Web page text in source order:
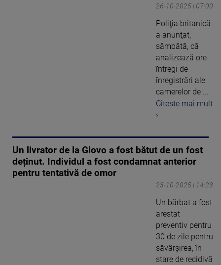
26-10-2025 | 07:00
Poliţia britanică
a anunţat,
sâmbătă, că
analizează ore
întregi de
înregistrări ale
camerelor de ...
Citeste mai mult
›
Un livrator de la Glovo a fost bătut de un fost
deținut. Individul a fost condamnat anterior
pentru tentativă de omor
23-10-2025 | 14:23
Un bărbat a fost
arestat
preventiv pentru
30 de zile pentru
săvârşirea, în
stare de recidivă